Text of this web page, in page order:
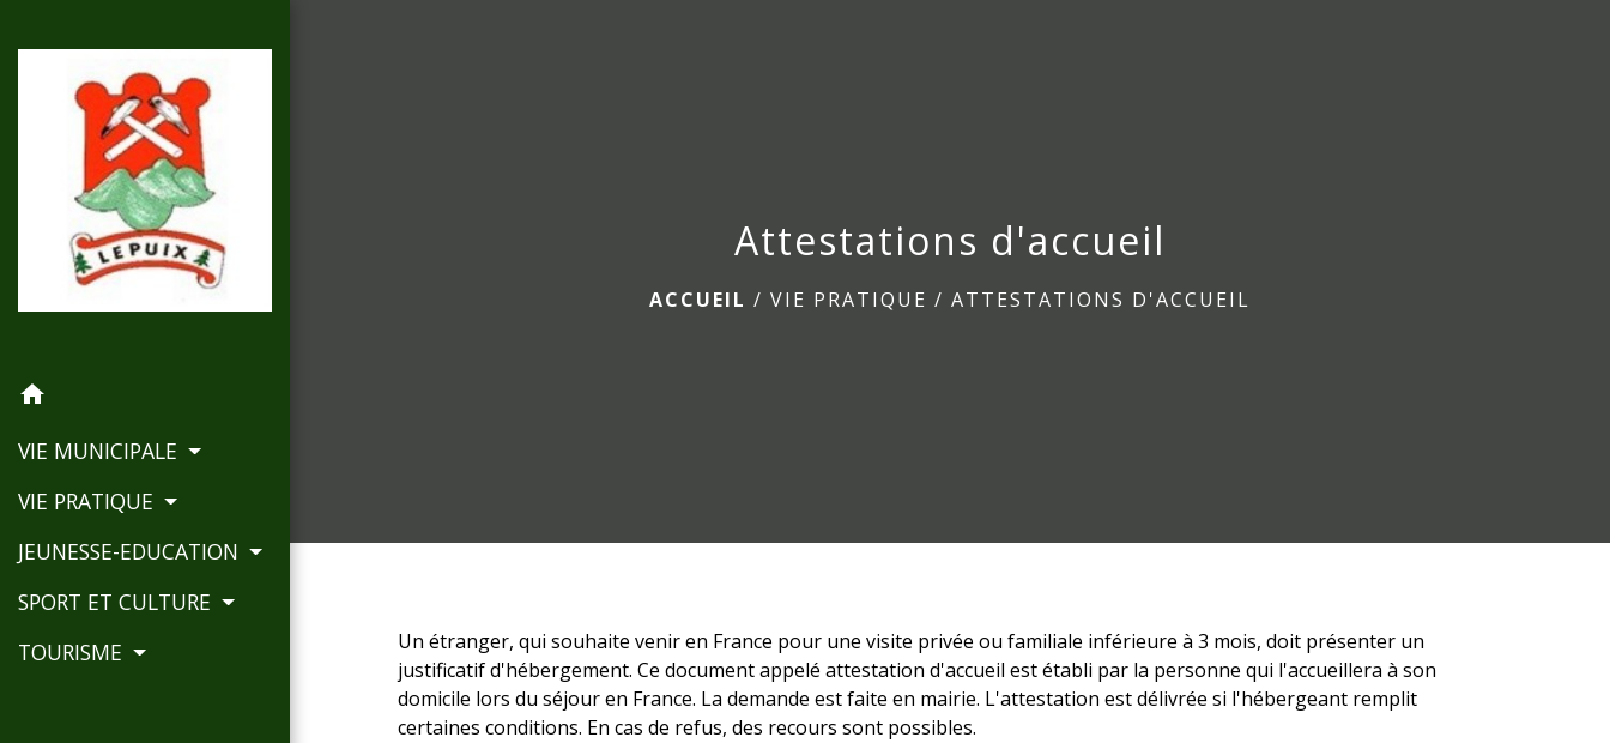
home
VIE MUNICIPALE
VIE PRATIQUE
JEUNESSE-EDUCATION
SPORT ET CULTURE
TOURISME
Attestations d'accueil
ACCUEIL / VIE PRATIQUE / ATTESTATIONS D'ACCUEIL
Un étranger, qui souhaite venir en France pour une visite privée ou familiale inférieure à 3 mois, doit présenter un
justificatif d'hébergement. Ce document appelé attestation d'accueil est établi par la personne qui l'accueillera à son
domicile lors du séjour en France. La demande est faite en mairie. L'attestation est délivrée si l'hébergeant remplit
certaines conditions. En cas de refus, des recours sont possibles.